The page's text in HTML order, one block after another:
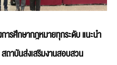
ารศึกษากฎหมายทุกระดับ แนะนำ
าบันส่งเสริมงานสอบสวน